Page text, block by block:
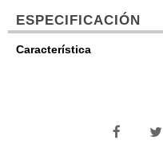
ESPECIFICACIÓN
Característica